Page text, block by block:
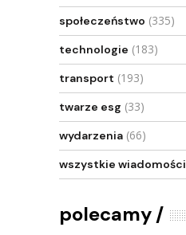
społeczeństwo (335)
technologie (183)
transport (193)
twarze esg (33)
wydarzenia (66)
wszystkie wiadomości
polecamy